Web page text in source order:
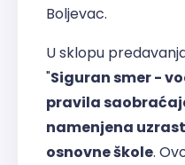
Boljevac.
U sklopu
"Siguran smer -
pravila
namenjena
osnovne škole.